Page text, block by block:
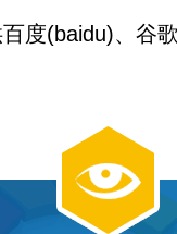
度(baidu)、谷